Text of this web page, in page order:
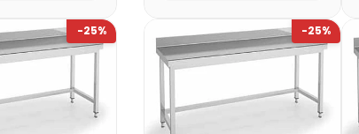
Cargando…
(+21%)
DisponibilidadCargando…
Precio final (+21%)
-25% -25%